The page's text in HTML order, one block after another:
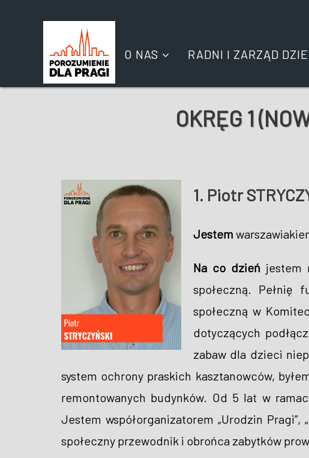
O NAS RADNI I ZARZĄD
OKRĘG 1
1. Piotr
Jestem
Na co dzieńjestem
społeczną. Pełnię
społeczną w
dotyczących
zabaw dla dzieci
system ochrony praskich kasztanowców,
remontowanych budynków. Od 5 lat w
Jestem współorganizatorem „Urodzin Pragi”,
społeczny przewodnik i obrońca zabytków